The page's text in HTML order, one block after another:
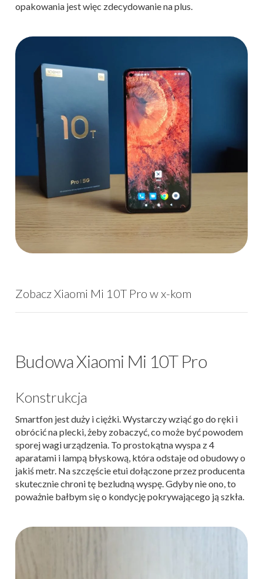
opakowania jest więc zdecydowanie na plus.
Zobacz Xiaomi Mi 10T Pro w x-kom
Budowa Xiaomi Mi 10T Pro
Konstrukcja
Smartfon jest duży i ciężki. Wystarczy wziąć go do ręki i
obrócić na plecki, żeby zobaczyć, co może być powodem
sporej wagi urządzenia. To prostokątna wyspa z 4
aparatami i lampą błyskową, która odstaje od obudowy o
jakiś metr. Na szczęście etui dołączone przez producenta
skutecznie chroni tę bezludną wyspę. Gdyby nie ono, to
poważnie bałbym się o kondycję pokrywającego ją szkła.